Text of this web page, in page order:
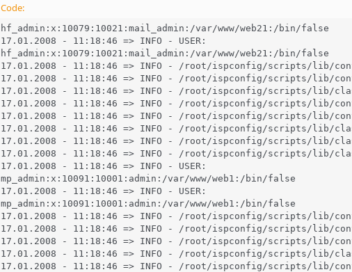
Code:
hf_admin:x:10079:10021:mail_admin:/var/www/web21:/bin/false
17.01.2008 - 11:18:46 => INFO - USER:
hf_admin:x:10079:10021:mail_admin:/var/www/web21:/bin/false
17.01.2008 - 11:18:46 => INFO - /root/ispconfig/scripts/lib/
17.01.2008 - 11:18:46 => INFO - /root/ispconfig/scripts/lib/
17.01.2008 - 11:18:46 => INFO - /root/ispconfig/scripts/lib/
17.01.2008 - 11:18:46 => INFO - /root/ispconfig/scripts/lib/
17.01.2008 - 11:18:46 => INFO - /root/ispconfig/scripts/lib/
17.01.2008 - 11:18:46 => INFO - /root/ispconfig/scripts/lib/
17.01.2008 - 11:18:46 => INFO - /root/ispconfig/scripts/lib/
17.01.2008 - 11:18:46 => INFO - /root/ispconfig/scripts/lib/
17.01.2008 - 11:18:46 => INFO - USER:
mp_admin:x:10091:10001:admin:/var/www/web1:/bin/false
17.01.2008 - 11:18:46 => INFO - USER:
mp_admin:x:10091:10001:admin:/var/www/web1:/bin/false
17.01.2008 - 11:18:46 => INFO - /root/ispconfig/scripts/lib/
17.01.2008 - 11:18:46 => INFO - /root/ispconfig/scripts/lib/
17.01.2008 - 11:18:46 => INFO - /root/ispconfig/scripts/lib/
17.01.2008 - 11:18:46 => INFO - /root/ispconfig/scripts/lib/
17.01.2008 - 11:18:46 => INFO - /root/ispconfig/scripts/lib/